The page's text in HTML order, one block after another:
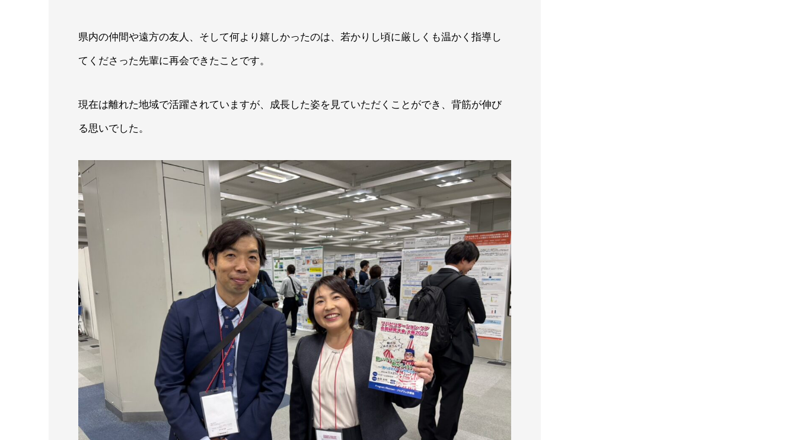
県内の仲間や遠方の友人、そして何より嬉しかったのは、若かりし頃に厳しくも温かく指導し
てくださった先輩に再会できたことです。
現在は離れた地域で活躍されていますが、成長した姿を見ていただくことができ、背筋が伸び
る思いでした。